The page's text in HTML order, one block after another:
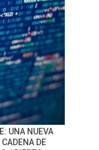
UNA NUEVA
DE